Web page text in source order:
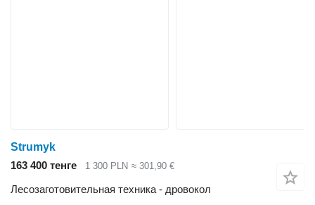
Strumyk
163 400 тенге
1 300 PLN ≈ 301,90 €
Лесозаготовительная техника - дровокол